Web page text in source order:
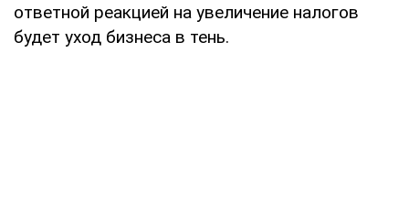
ответной реакцией на увеличение налогов
будет уход бизнеса в тень.